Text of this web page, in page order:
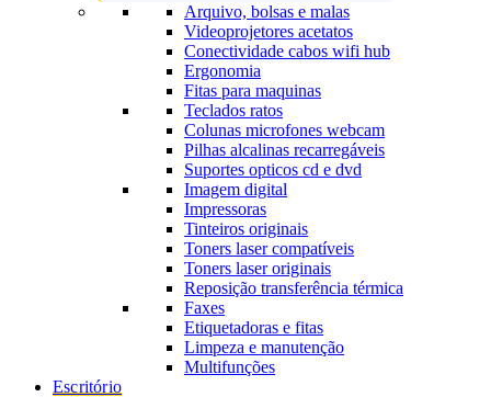
Arquivo, bolsas e malas
Videoprojetores acetatos
Conectividade cabos wifi hub
Ergonomia
Fitas para maquinas
Teclados ratos
Colunas microfones webcam
Pilhas alcalinas recarregáveis
Suportes opticos cd e dvd
Imagem digital
Impressoras
Tinteiros originais
Toners laser compatíveis
Toners laser originais
Reposição transferência térmica
Faxes
Etiquetadoras e fitas
Limpeza e manutenção
Multifunções
Escritório